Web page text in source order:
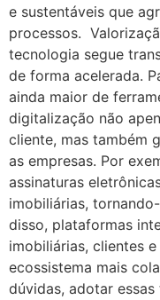
e sustentáveis que
processos.
tecnologia segue
de forma acelerada.
ainda maior de
digitalização não
cliente, mas também
as empresas. Por
assinaturas
imobiliárias,
disso, plataformas
imobiliárias, clientes
ecossistema mais
dúvidas, adotar